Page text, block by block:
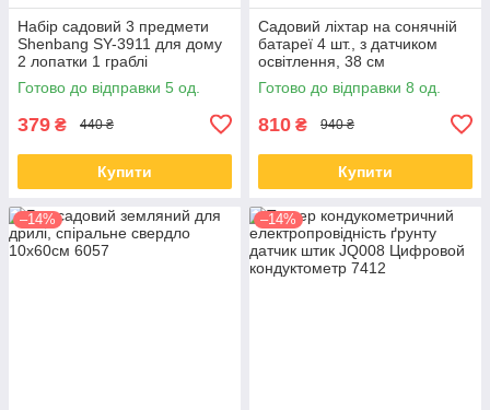
Набір садовий 3 предмети
Shenbang SY-3911 для дому
2 лопатки 1 граблі
Готово до відправки 5 од.
379 ₴ 440 ₴
Купити
Садовий ліхтар на сонячній
батареї 4 шт., з датчиком
освітлення, 38 см
Готово до відправки 8 од.
810 ₴ 940 ₴
Купити
–14% –14%